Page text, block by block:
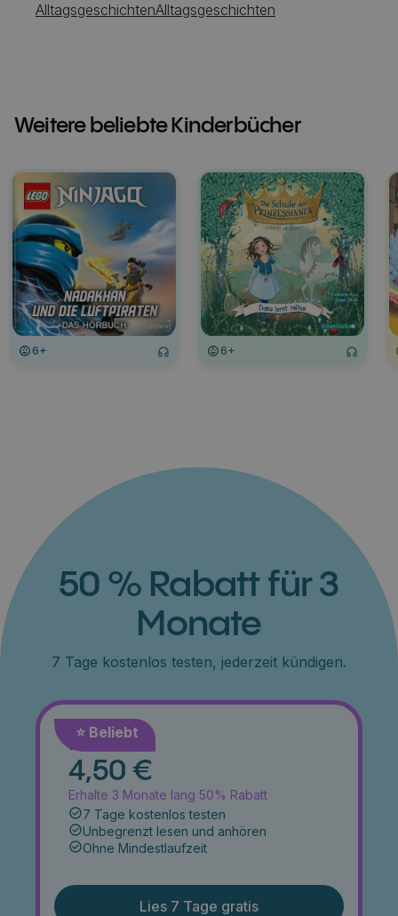
AlltagsgeschichtenAlltagsgeschichten
Weitere beliebte Kinderbücher
6+ 6+
50 % Rabatt für 3
Monate
7 Tage kostenlos testen, jederzeit kündigen.
⭐️ Beliebt
Monat
4,50 €
Erhalte 3 Monate lang 50% Rabatt
7 Tage kostenlos testen
Unbegrenzt lesen und anhören
Ohne Mindestlaufzeit
Lies 7 Tage gratis